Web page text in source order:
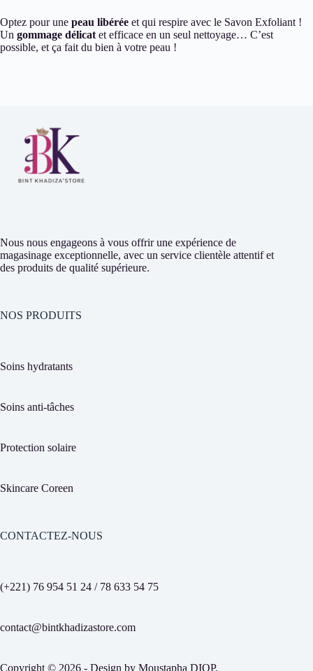
Optez pour une peau libérée et qui respire avec le Savon Exfoliant !
Un gommage délicat et efficace en un seul nettoyage… C’est
possible, et ça fait du bien à votre peau !
Nous nous engageons à vous offrir une expérience de
magasinage exceptionnelle, avec un service clientèle attentif et
des produits de qualité supérieure.
NOS PRODUITS
Soins hydratants
Soins anti-tâches
Protection solaire
Skincare Coreen
CONTACTEZ-NOUS
(+221) 76 954 51 24 / 78 633 54 75
contact@bintkhadizastore.com
Copyright © 2026 - Design by Moustapha DIOP.